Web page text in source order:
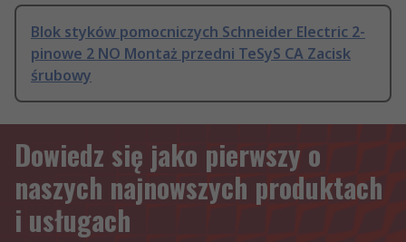
Blok styków pomocniczych Schneider Electric 2-
pinowe 2 NO Montaż przedni TeSyS CA Zacisk
śrubowy
Dowiedz się jako pierwszy o
naszych najnowszych produktach
i usługach